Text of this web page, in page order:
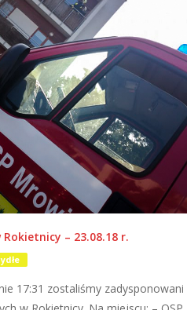
Rokietnicy – 23.08.18 r.
17:31 zostaliśmy zadysponowani